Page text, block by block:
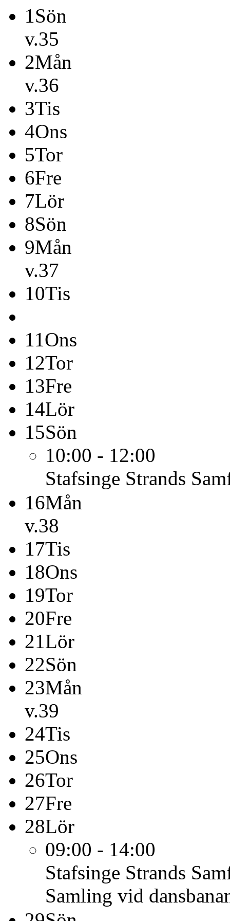
1Sön
v.35
2Mån
v.36
3Tis
4Ons
5Tor
6Fre
7Lör
8Sön
9Mån
v.37
10Tis
11Ons
12Tor
13Fre
14Lör
15Sön
10:00 - 12:00
Stafsinge Strands
16Mån
v.38
17Tis
18Ons
19Tor
20Fre
21Lör
22Sön
23Mån
v.39
24Tis
25Ons
26Tor
27Fre
28Lör
09:00 - 14:00
Stafsinge Strands
Samling vid